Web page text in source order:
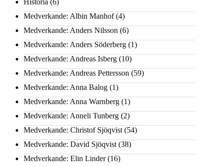
Historia (6)
Medverkande: Albin Manhof(4)
Medverkande: Anders Nilsson (6)
Medverkande: Anders Söderberg (1)
Medverkande: Andreas Isberg (10)
Medverkande: Andreas Pettersson (59)
Medverkande: Anna Balog (1)
Medverkande: Anna Warnberg (1)
Medverkande: Anneli Tunberg (2)
Medverkande: Christof Sjöqvist (54)
Medverkande: David Sjöqvist (38)
Medverkande: Elin Linder(16)